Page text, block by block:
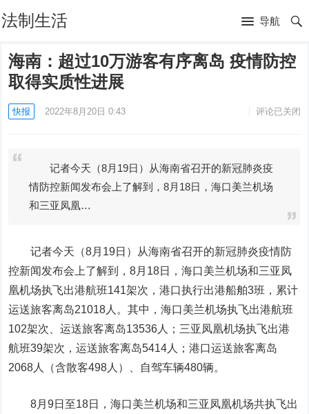
法制生活 导航
海南：超过10万游客有序离岛 疫情防控
取得实质性进展
快报 2022年8月20日 0:43 评论已关闭
记者今天（8月19日）从海南省召开的新冠肺炎疫
情防控新闻发布会上了解到，8月18日，海口美兰机场
和三亚凤凰…
记者今天（8月19日）从海南省召开的新冠肺炎疫情防
控新闻发布会上了解到，8月18日，海口美兰机场和三亚凤
凰机场执飞出港航班141架次，港口执行出港船舶3班，累计
运送旅客离岛21018人。其中，海口美兰机场执飞出港航班
102架次、运送旅客离岛13536人；三亚凤凰机场执飞出港
航班39架次，运送旅客离岛5414人；港口运送旅客离岛
2068人（含散客498人）、自驾车辆480辆。
8月9日至18日，海口美兰机场和三亚凤凰机场共执飞出